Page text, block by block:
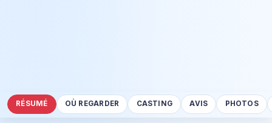
RÉSUMÉ OÙ REGARDER CASTING AVIS PHOTOS